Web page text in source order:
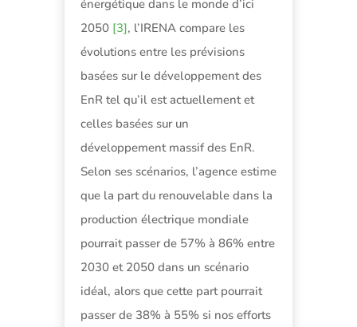
énergétique dans le monde d’ici
2050 [3], l’IRENA compare les
évolutions entre les prévisions
basées sur le développement des
EnR tel qu’il est actuellement et
celles basées sur un
développement massif des EnR.
Selon ses scénarios, l’agence estime
que la part du renouvelable dans la
production électrique mondiale
pourrait passer de 57% à 86% entre
2030 et 2050 dans un scénario
idéal, alors que cette part pourrait
passer de 38% à 55% si nos efforts